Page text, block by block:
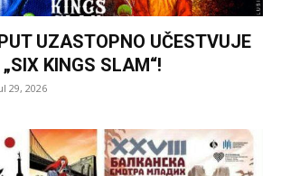
UZASTOPNO UČESTVUJE
KINGS SLAM“!
29, 2026